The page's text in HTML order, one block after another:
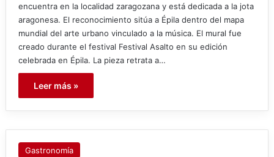
encuentra en la localidad zaragozana y está dedicada a la jota
aragonesa. El reconocimiento sitúa a Épila dentro del mapa
mundial del arte urbano vinculado a la música. El mural fue
creado durante el festival Festival Asalto en su edición
celebrada en Épila. La pieza retrata a…
Leer más »
Gastronomía